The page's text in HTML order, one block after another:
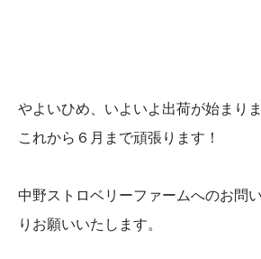
やよいひめ、いよいよ出荷が始まりま
これから６月まで頑張ります！
中野ストロベリーファームへのお問
りお願いいたします。